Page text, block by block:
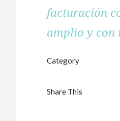
facturación
amplio y con
Category
Share This